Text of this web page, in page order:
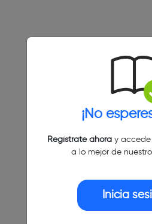
¡No
Regístrate ahoray accede
a lo mejor de
Inicia